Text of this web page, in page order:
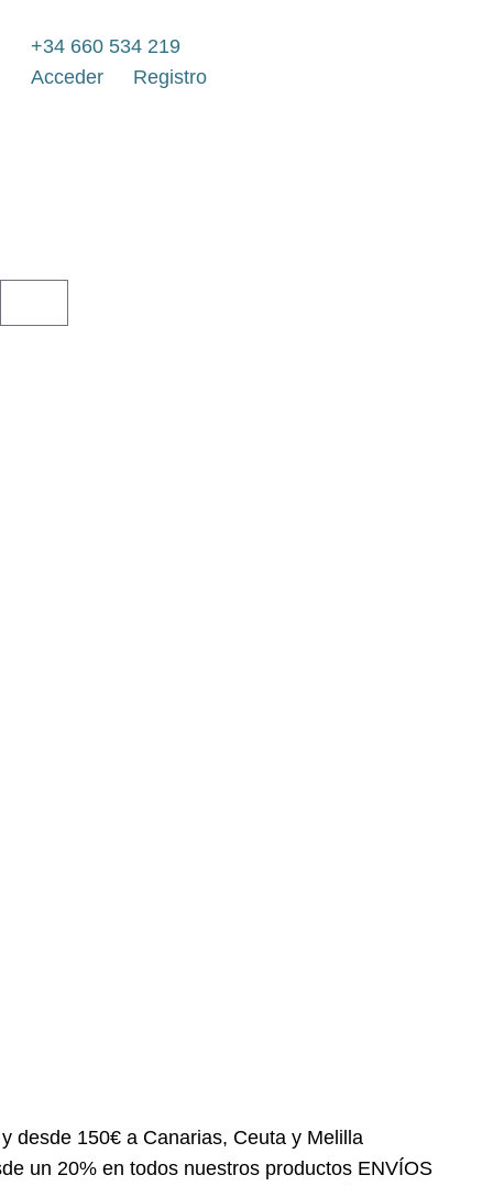
contenido
+34 660 534 219
Acceder
Registro
150€ a Canarias, Ceuta y Melilla DESCUENTOS
productosENVÍOS NACIONALES a toda